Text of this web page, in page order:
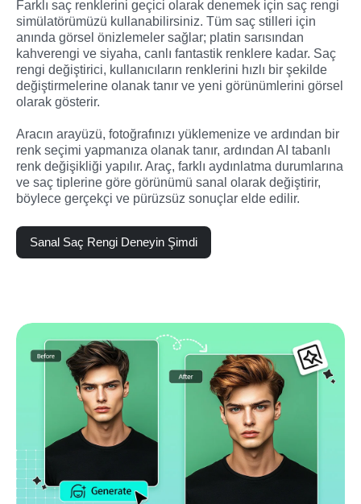
Farklı saç renklerini geçici olarak denemek için saç rengi
simülatörümüzü kullanabilirsiniz. Tüm saç stilleri için
anında görsel önizlemeler sağlar; platin sarısından
kahverengi ve siyaha, canlı fantastik renklere kadar. Saç
rengi değiştirici, kullanıcıların renklerini hızlı bir şekilde
değiştirmelerine olanak tanır ve yeni görünümlerini görsel
olarak gösterir.
Aracın arayüzü, fotoğrafınızı yüklemenize ve ardından bir
renk seçimi yapmanıza olanak tanır, ardından AI tabanlı
renk değişikliği yapılır. Araç, farklı aydınlatma durumlarına
ve saç tiplerine göre görünümü sanal olarak değiştirir,
böylece gerçekçi ve pürüzsüz sonuçlar elde edilir.
Sanal Saç Rengi Deneyin Şimdi